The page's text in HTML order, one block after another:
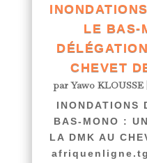
LE BAS-
CHEVET
parYawo KLOUSSE
INONDATIONS
BAS-MONO :
LA DMK AU